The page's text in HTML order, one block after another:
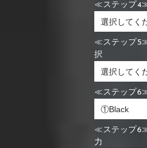
≪ステップ
≪ステップ
択
≪ステップ
≪ステップ
力